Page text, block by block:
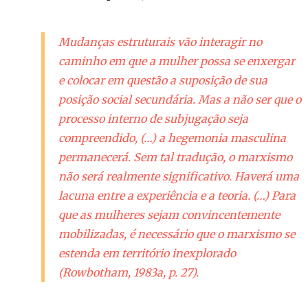
Mudanças estruturais vão interagir no
caminho em que a mulher possa se enxergar
e colocar em questão a suposição de sua
posição social secundária. Mas a não ser que o
processo interno de subjugação seja
compreendido, (…) a hegemonia masculina
permanecerá. Sem tal tradução, o marxismo
não será realmente significativo. Haverá uma
lacuna entre a experiência e a teoria. (…) Para
que as mulheres sejam convincentemente
mobilizadas, é necessário que o marxismo se
estenda em território inexplorado
(Rowbotham, 1983a, p. 27).